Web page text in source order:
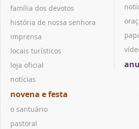
família dos devotos
história de nossa senhora
imprensa
locais turísticos
loja oficial
notícias
novena e festa
o santuário
pastoral